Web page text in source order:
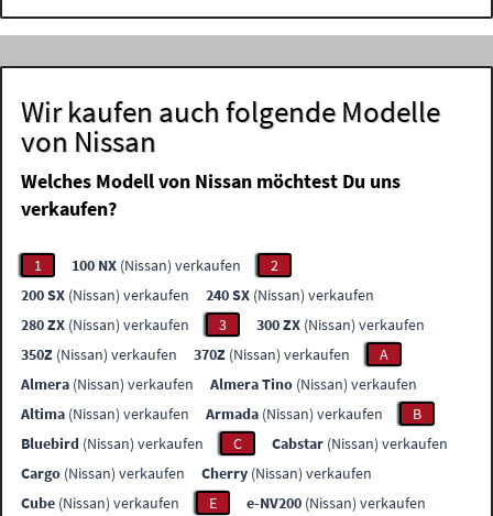
Wir kaufen auch folgende Modelle
von Nissan
Welches Modell von Nissan möchtest Du uns
verkaufen?
1 100 NX (Nissan) verkaufen
2
200 SX (Nissan) verkaufen 240 SX (Nissan) verkaufen
280 ZX (Nissan) verkaufen 3 300 ZX (Nissan) verkaufen
350Z (Nissan) verkaufen 370Z (Nissan) verkaufen
A
Almera (Nissan) verkaufen Almera Tino (Nissan) verkaufen
Altima (Nissan) verkaufen Armada (Nissan) verkaufen
B
Bluebird (Nissan) verkaufen C Cabstar (Nissan) verkaufen
Cargo (Nissan) verkaufen Cherry (Nissan) verkaufen
Cube (Nissan) verkaufen E e-NV200 (Nissan) verkaufen